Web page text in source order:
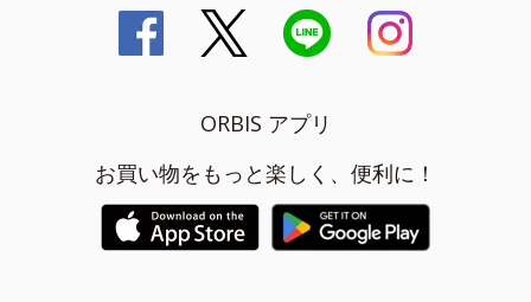
ORBIS アプリ
お買い物をもっと楽しく、便利に！